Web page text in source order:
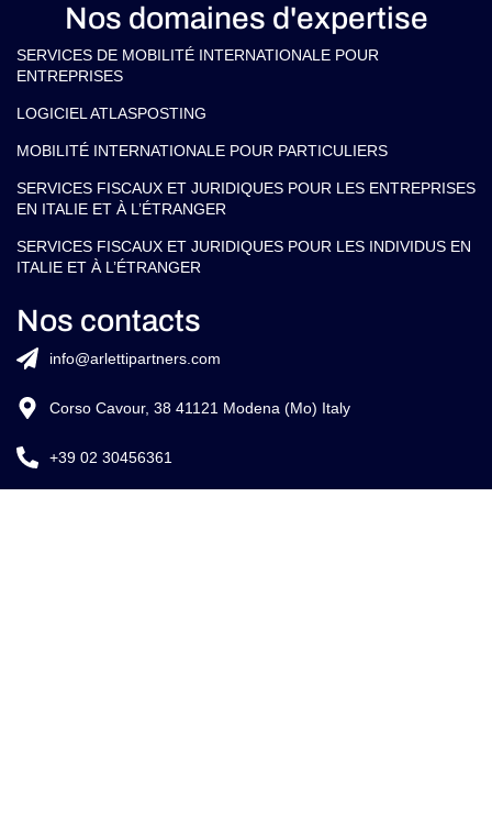
Nos domaines d'expertise
SERVICES DE MOBILITÉ INTERNATIONALE POUR
ENTREPRISES
LOGICIEL ATLASPOSTING
MOBILITÉ INTERNATIONALE POUR PARTICULIERS
SERVICES FISCAUX ET JURIDIQUES POUR LES ENTREPRISES
EN ITALIE ET À L’ÉTRANGER
SERVICES FISCAUX ET JURIDIQUES POUR LES INDIVIDUS EN
ITALIE ET À L’ÉTRANGER
Nos contacts
info@arlettipartners.com
Corso Cavour, 38 41121 Modena (Mo) Italy
+39 02 30456361